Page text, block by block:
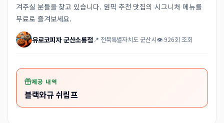
겨주실 분들을 찾고 있습니다. 원픽 추천 맛집의 시그니처 메뉴를
무료로 즐겨보세요.
유로코피자 군산소룡점📍 전북특별자치도 군산시👁 926회 조회
제공 내역
블랙와규 쉬림프